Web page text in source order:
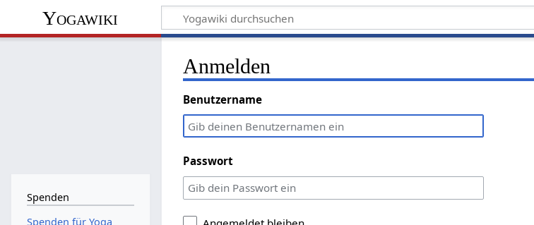
Yogawiki
Anmelden
Benutzername
Passwort
Spenden
Spenden für Yoga